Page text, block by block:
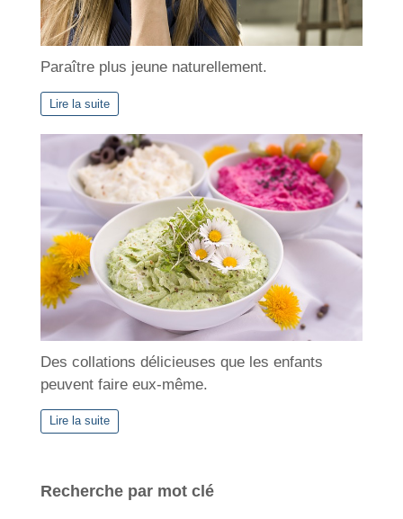
Paraître plus jeune naturellement.
Lire la suite
Des collations délicieuses que les enfants
peuvent faire eux-même.
Lire la suite
Recherche par mot clé